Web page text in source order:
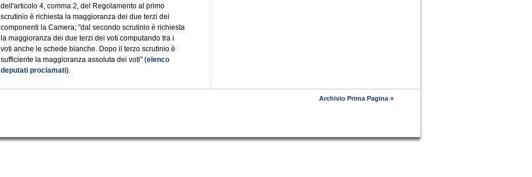
dell'articolo 4, comma 2, del Regolamento al primo
scrutinio è richiesta la maggioranza dei due terzi dei
componenti la Camera; "dal secondo scrutinio è richiesta
la maggioranza dei due terzi dei voti computando tra i
voti anche le schede bianche. Dopo il terzo scrutinio è
sufficiente la maggioranza assoluta dei voti" (elenco
deputati proclamati).
Archivio Prima Pagina »